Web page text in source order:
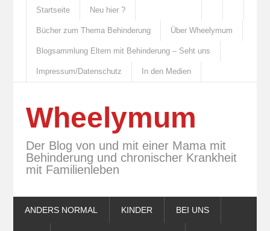
Startseite Neu hier ?
Bücher zum Thema Behinderung Über Wheelymum
Blogsammlung Eltern mit Behinderung – Seht uns
Impressum/Datenschutz In den Medien
Wheelymum
Der Blog von und mit einer Mama mit
Behinderung und chronischer Krankheit
mit Familienleben
ANDERS NORMAL KINDER BEI UNS